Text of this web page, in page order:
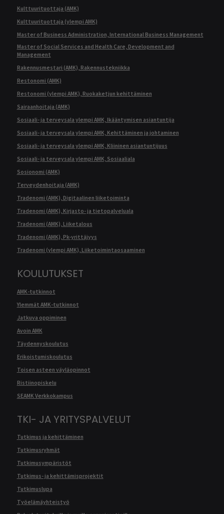
Kulttuurituottaja (AMK)
Kulttuurituottaja (ylempi AMK)
Master of Business Administration, International Business Management
Master of Social Services and Health Care, Development and
Management
Rakennusmestari (AMK), Rakennustekniikka
Restonomi (AMK)
Restonomi (ylempi AMK), Ruokaketjun kehittäminen
Sairaanhoitaja (AMK)
Sosiaali- ja terveysala ylempi AMK, Ikääntymisen asiantuntija
Sosiaali- ja terveysala ylempi AMK, Kehittäminen ja johtaminen
Sosiaali- ja terveysala ylempi AMK, Kliininen asiantuntijuus
Sosiaali- ja terveysala ylempi AMK, Sosiaaliala
Sosionomi (AMK)
Terveydenhoitaja (AMK)
Tradenomi (AMK), Digitaalinen liiketoiminta
Tradenomi (AMK), Kirjasto- ja tietopalveluala
Tradenomi (AMK), Liiketalous
Tradenomi (AMK), Pk-yrittäjyys
Tradenomi (ylempi AMK), Liiketoimintaosaaminen
KOULUTUKSET
AMK-tutkinnot
Ylemmät AMK-tutkinnot
Jatkuva oppiminen
Avoin AMK
Täydennyskoulutus
Erikoistumiskoulutus
Toisen asteen väyläopinnot
Ristiinopiskelu
SEAMK Verkkokampus
TKI- JA YRITYSPALVELUT
Tutkimus ja kehittäminen
Tutkimusryhmät
Tutkimusympäristöt
Tutkimus- ja kehittämisprojektit
Tutkimuslupa
Työelämäyhteistyö